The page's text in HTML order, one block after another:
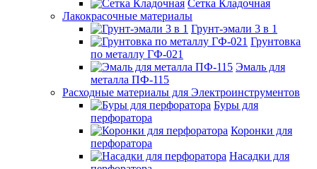
Сетка Кладочная
Лакокрасочные материалы
Грунт-эмали 3 в 1
Грунтовка
по металлу ГФ-021
Эмаль для
металла ПФ-115
Расходные материалы для Электроинструментов
Буры для
перфоратора
Коронки для
перфоратора
Насадки для